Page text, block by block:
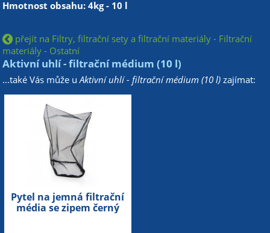
Hmotnost obsahu: 4kg - 10 l
přejít na Filtry, filtrační sety a filtrační materiály - Filtrační
materiály - Ostatní
Aktivní uhlí - filtrační médium (10 l)
...také Vás může uAktivní uhlí - filtrační médium (10 l) zajímat:
Pytel na jemná filtrační
média se zipem černý